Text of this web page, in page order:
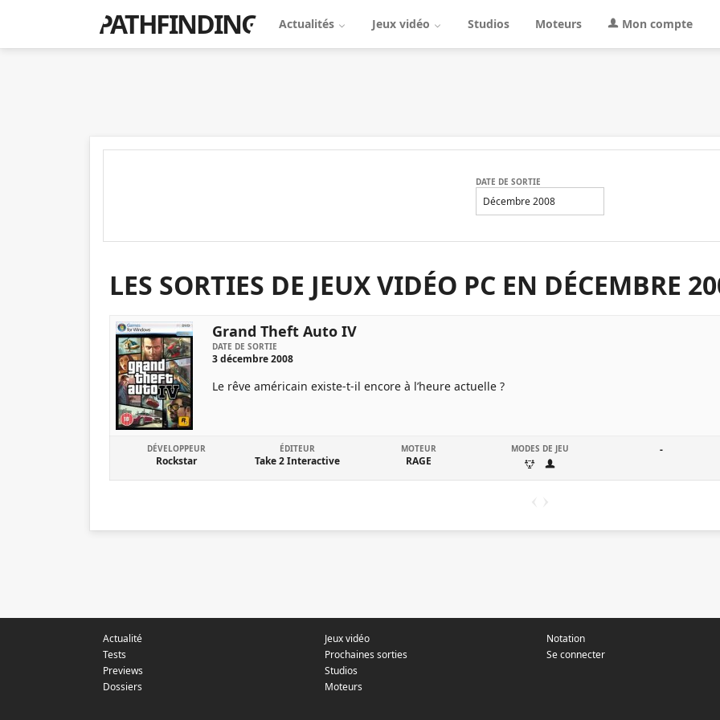
PATHFINDING Actualités Jeux vidéo Studios Moteurs Mon compte
DATE DE SORTIE
Décembre 2008
LES SORTIES DE JEUX VIDÉO PC EN DÉCEMBRE
Grand Theft Auto IV
DATE DE SORTIE
3 décembre 2008
Le rêve américain existe-t-il encore à l’heure actuelle ?
DÉVELOPPEUR
Rockstar
ÉDITEUR
Take 2 Interactive
MOTEUR
RAGE
MODES DE JEU -
Actualité
Tests
Previews
Dossiers
Jeux vidéo
Prochaines sorties
Studios
Moteurs
Notation
Se connecter